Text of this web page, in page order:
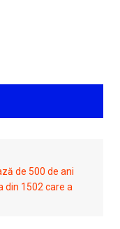
de 500 de ani
din 1502 care a